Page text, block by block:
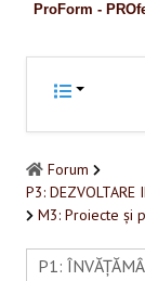
BUNE PRACTICI
ACCES
FORUM
CAMPANIE
ProForm -
Forum
P3: DEZVOLTARE
M3: Proiecte și